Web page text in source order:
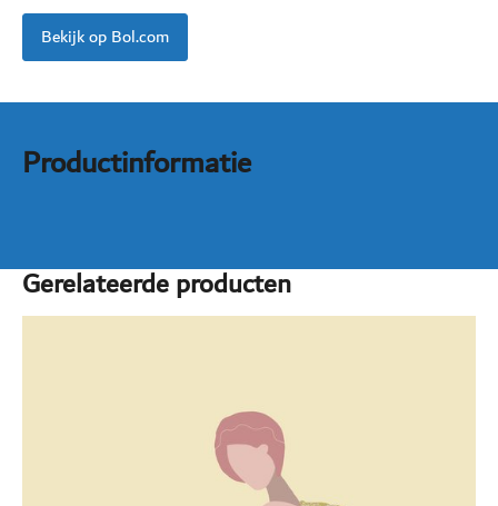
Bekijk op Bol.com
Productinformatie
Gerelateerde producten